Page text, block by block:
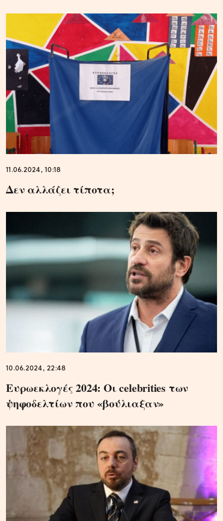
11.06.2024, 10:18
Δεν αλλάζει τίποτα;
10.06.2024, 22:48
Ευρωεκλογές 2024: Οι celebrities των
ψηφοδελτίων που «βούλιαξαν»